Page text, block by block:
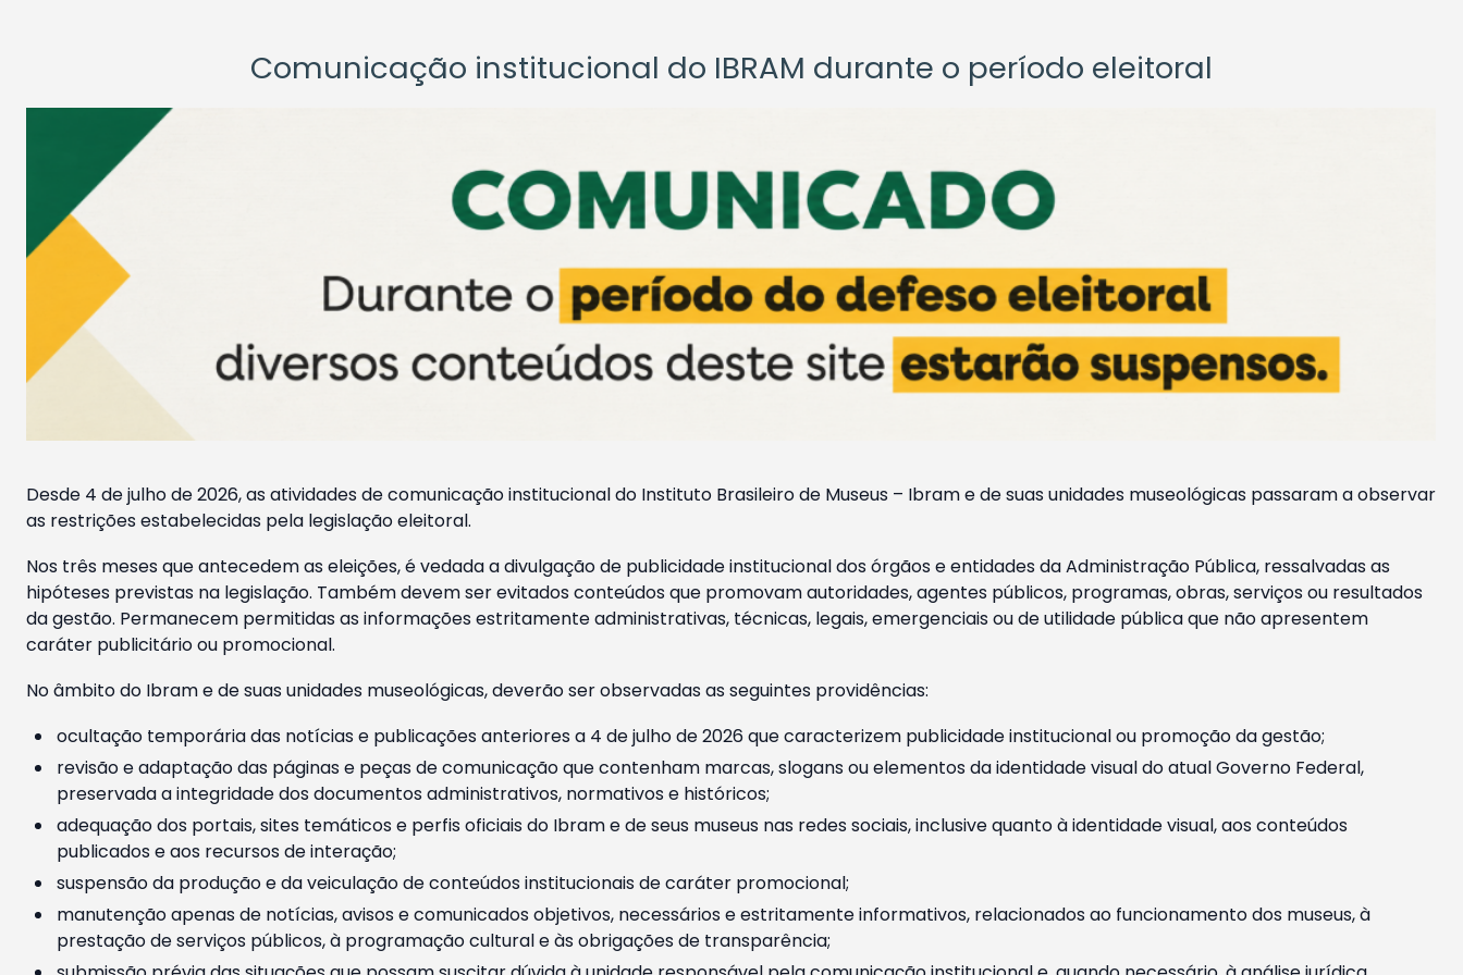
Comunicação institucional do IBRAM durante o período eleitoral
Desde 4 de julho de 2026, as atividades de comunicação institucional do Instituto Brasileiro de Museus – Ibram e de suas unidades museológicas passaram a observar
as restrições estabelecidas pela legislação eleitoral.
Nos três meses que antecedem as eleições, é vedada a divulgação de publicidade institucional dos órgãos e entidades da Administração Pública, ressalvadas as
hipóteses previstas na legislação. Também devem ser evitados conteúdos que promovam autoridades, agentes públicos, programas, obras, serviços ou resultados
da gestão. Permanecem permitidas as informações estritamente administrativas, técnicas, legais, emergenciais ou de utilidade pública que não apresentem
caráter publicitário ou promocional.
No âmbito do Ibram e de suas unidades museológicas, deverão ser observadas as seguintes providências:
ocultação temporária das notícias e publicações anteriores a 4 de julho de 2026 que caracterizem publicidade institucional ou promoção da gestão;
revisão e adaptação das páginas e peças de comunicação que contenham marcas, slogans ou elementos da identidade visual do atual Governo Federal,
preservada a integridade dos documentos administrativos, normativos e históricos;
adequação dos portais, sites temáticos e perfis oficiais do Ibram e de seus museus nas redes sociais, inclusive quanto à identidade visual, aos conteúdos
publicados e aos recursos de interação;
suspensão da produção e da veiculação de conteúdos institucionais de caráter promocional;
manutenção apenas de notícias, avisos e comunicados objetivos, necessários e estritamente informativos, relacionados ao funcionamento dos museus, à
prestação de serviços públicos, à programação cultural e às obrigações de transparência;